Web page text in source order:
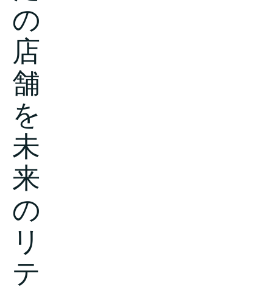
ソリューション
インサイト
ポジティブな商取引
会社概要
の
店
舗
を
未
来
の
リ
テ